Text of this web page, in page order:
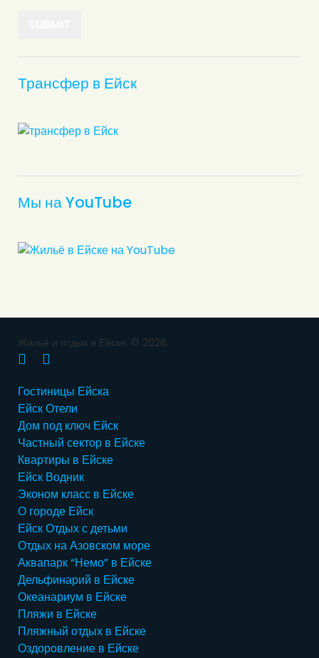
Трансфер в Ейск
Мы на YouTube
Жильё и отдых в Ейске: © 2026.
к
о
н
т
а
к
т
е
o
u
T
u
b
e
Гостиницы Ейска
Ейск Отели
Дом под ключ Ейск
Частный сектор в Ейске
Квартиры в Ейске
Ейск Водник
Эконом класс в Ейске
О городе Ейск
Ейск Отдых с детьми
Отдых на Азовском море
Аквапарк “Немо” в Ейске
Дельфинарий в Ейске
Океанариум в Ейске
Пляжи в Ейске
Пляжный отдых в Ейске
Оздоровление в Ейске